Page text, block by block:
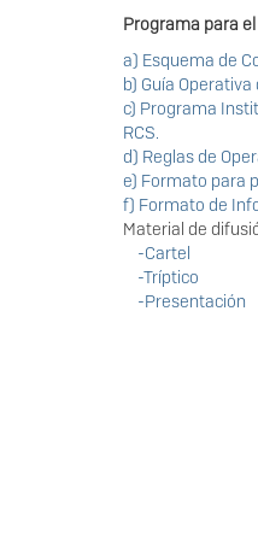
Programa para
a) Esquema de
b) Guía
c) Programa
RCS.
d) Reglas de
e) Formato para
f) Formato de
Material de
-Cartel
-Tríptico
-Presentación